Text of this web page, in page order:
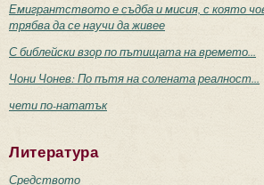
Емигрантството е съдба и мисия, с която
трябва да се научи да живее
С библейски взор по пътищата на времето...
Чони Чонев: По пътя на солената реалност...
чети по-нататък
Литература
Средството